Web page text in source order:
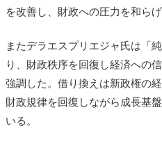
を改善し、財政への圧力を和ら
またデラエスプリエジャ氏は「
り、財政秩序を回復し経済への
強調した。借り換えは新政権の
財政規律を回復しながら成長基
いる。